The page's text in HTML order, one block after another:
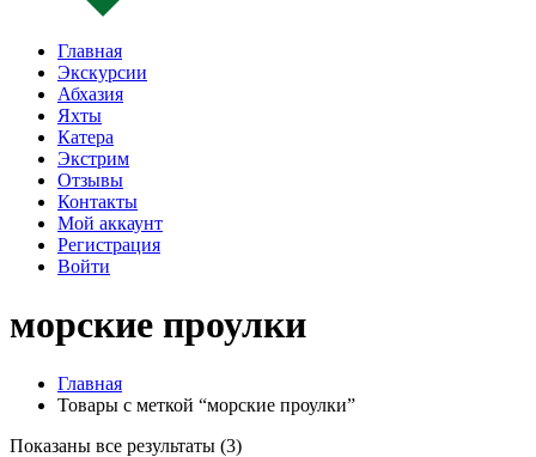
Главная
Экскурсии
Абхазия
Яхты
Катера
Экстрим
Отзывы
Контакты
Мой аккаунт
Регистрация
Войти
морские проулки
Главная
Товары с меткой “морские проулки”
Показаны все результаты (3)